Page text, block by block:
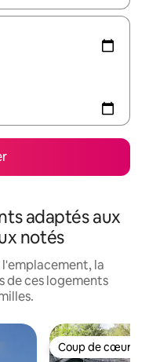
adaptés aux
notés
la
de ces logements
plus aimésCoup de cœur
Coup de cœur